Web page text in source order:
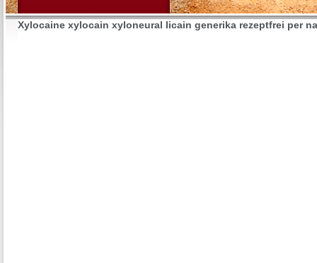
Xylocaine xylocain xyloneural licain generika rezeptfrei per